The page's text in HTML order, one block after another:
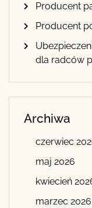
Producent
Producent
dla radców
Archiwa
czerwiec
maj 2026
kwiecień
marzec 2026